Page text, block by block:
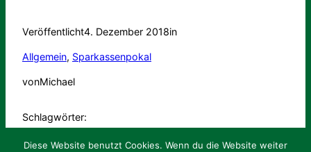
Veröffentlicht4. Dezember 2018in
Allgemein, Sparkassenpokal
vonMichael
Schlagwörter:
Diese Website benutzt Cookies. Wenn du die Website weiter